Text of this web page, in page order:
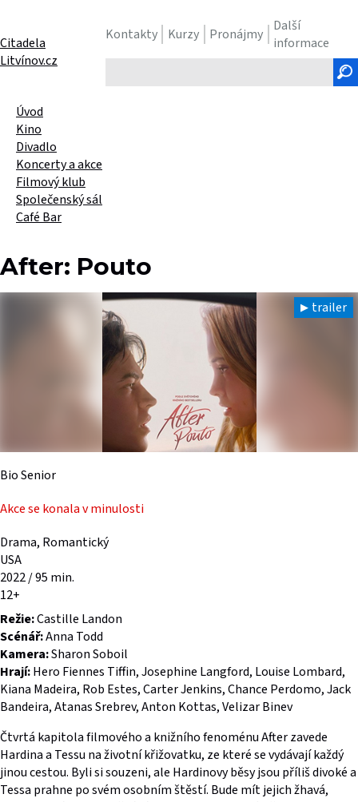
Kontakty Kurzy Pronájmy
Další
informace
text
Citadela
Litvínov.cz
Úvod
Kino
Divadlo
Koncerty a akce
Filmový klub
Společenský sál
Café Bar
After: Pouto
trailer
Bio Senior
Akce se konala v minulosti
Drama, Romantický
USA
2022 / 95 min.
12+
Režie:Castille Landon
Scénář:Anna Todd
Kamera:Sharon Soboil
Hrají:Hero Fiennes Tiffin, Josephine Langford, Louise Lombard,
Kiana Madeira, Rob Estes, Carter Jenkins, Chance Perdomo, Jack
Bandeira, Atanas Srebrev, Anton Kottas, Velizar Binev
Čtvrtá kapitola filmového a knižního fenoménu After zavede
Hardina a Tessu na životní křižovatku, ze které se vydávají každý
jinou cestou. Byli si souzeni, ale Hardinovy běsy jsou příliš divoké a
Tessa prahne po svém osobním štěstí. Bude mít jejich žhavá,